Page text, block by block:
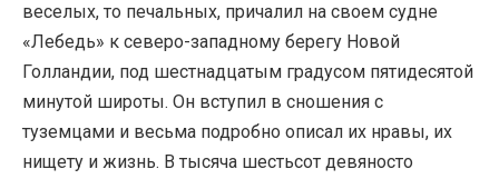
веселых, то печальных, причалил на своем судне
«Лебедь» к северо-западному берегу Новой
Голландии, под шестнадцатым градусом пятидесятой
минутой широты. Он вступил в сношения с
туземцами и весьма подробно описал их нравы, их
нищету и жизнь. В тысяча шестьсот девяносто